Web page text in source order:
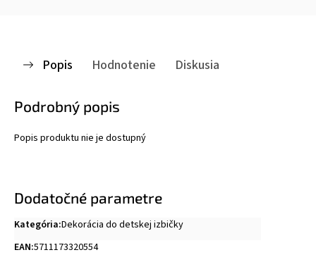
Popis Hodnotenie Diskusia
Podrobný popis
Popis produktu nie je dostupný
Dodatočné parametre
Kategória:Dekorácia do detskej izbičky
EAN:5711173320554